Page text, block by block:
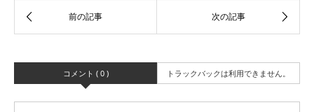
コメント ( 0 ) トラックバックは利用できません。